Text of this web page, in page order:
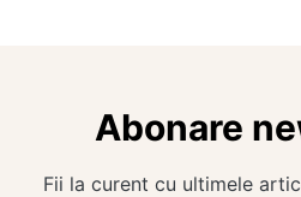
Abonare
Fii la curent cu ultimele